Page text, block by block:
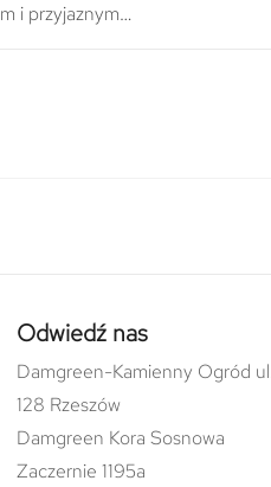
i przyjaznym…
Odwiedź nas
Damgreen-Kamienny Ogród
128 Rzeszów
Damgreen Kora Sosnowa
Zaczernie 1195a